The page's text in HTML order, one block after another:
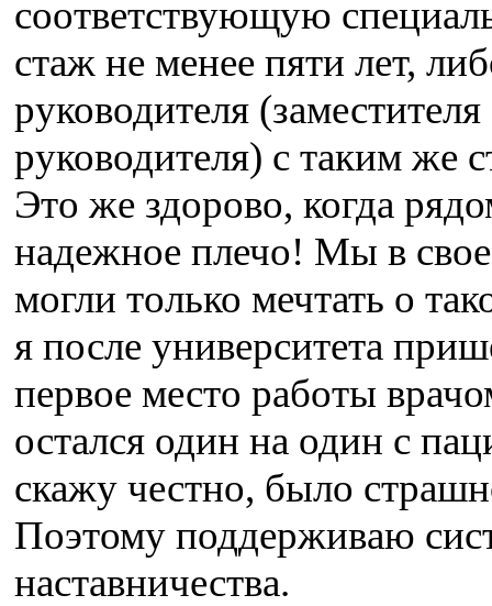
соответствующую
стаж не менее пяти лет,
руководителя (заместителя
руководителя) с таким же
Это же здорово, когда
надежное плечо! Мы в
могли только мечтать о
я после университета
первое место работы
остался один на один с
скажу честно, было
Поэтому поддерживаю
наставничества.